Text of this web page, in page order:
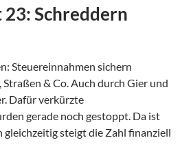
Schreddern
Steuereinnahmen sichern
& Co. Auch durch Gier und
Dafür verkürzte
gerade noch gestoppt. Da ist
gleichzeitig steigt die Zahl finanziell